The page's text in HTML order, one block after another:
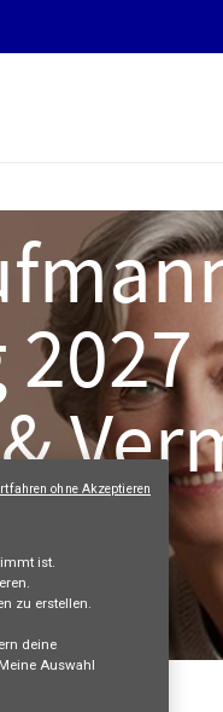
ist.
zu erstellen.
deine
Auswahl
ohne Akzeptieren